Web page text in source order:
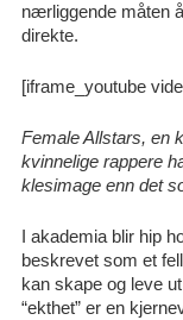
nærliggende måten
direkte.
[iframe_youtube
Female Allstars, en
kvinnelige rappere
klesimage enn det
I akademia blir hip
beskrevet som et
kan skape og leve
“ekthet” er en